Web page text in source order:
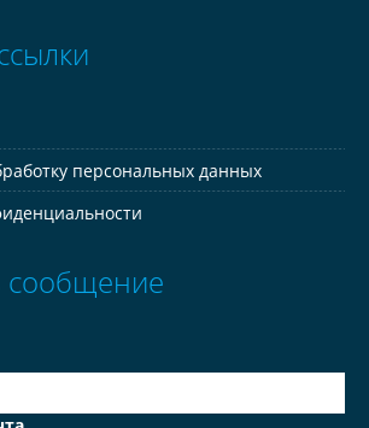
персональных данных
сообщение